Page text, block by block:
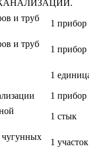
и труб
1 прибор
и труб
1 прибор
1
1 прибор
1 стык
чугунных
1 участок